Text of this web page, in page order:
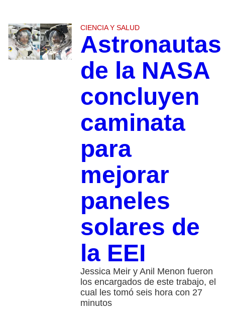
CIENCIA Y SALUD
Astronautas
de la NASA
concluyen
caminata
para
mejorar
paneles
solares de
la EEI
Jessica Meir y Anil Menon fueron
los encargados de este trabajo, el
cual les tomó seis hora con 27
minutos